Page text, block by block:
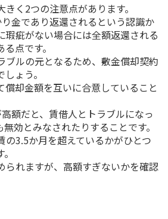
く2つの注意点があります。
金であり返還されるという認識か
瑕疵がない場合には全額返還される
点です。
ブルの元となるため、敷金償却契約
ょう。
償却金額を互いに合意していること
額だと、賃借人とトラブルになっ
効とみなされたりすることです。
の3.5か月を超えているかがひとつ
られますが、高額すぎないかを確認